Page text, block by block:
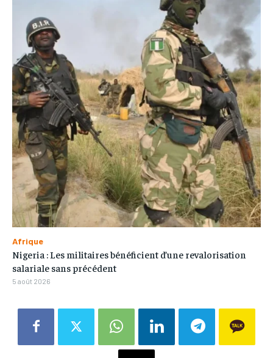
Afrique
Nigeria : Les militaires bénéficient d’une revalorisation
salariale sans précédent
5 août 2026